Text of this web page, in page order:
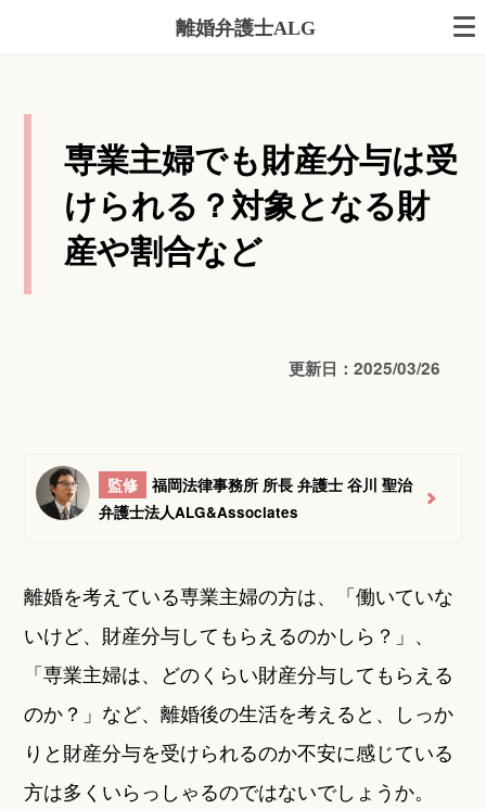
離婚弁護士ALG
専業主婦でも財産分与は受
けられる？対象となる財
産や割合など
更新日：2025/03/26
監修
福岡法律事務所 所長 弁護士 谷川 聖治
弁護士法人ALG&Associates
離婚を考えている専業主婦の方は、「働いていな
いけど、財産分与してもらえるのかしら？」、
「専業主婦は、どのくらい財産分与してもらえる
のか？」など、離婚後の生活を考えると、しっか
りと財産分与を受けられるのか不安に感じている
方は多くいらっしゃるのではないでしょうか。